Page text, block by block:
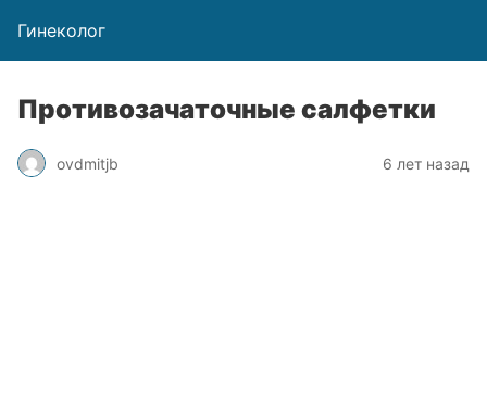
Гинеколог
Противозачаточные салфетки
ovdmitjb 6 лет назад